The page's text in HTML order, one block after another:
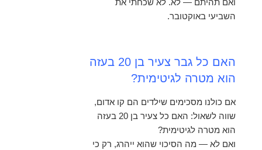
ואם תהיתם — לא. לא שכחתי את
השביעי באוקטובר.
האם כל גבר צעיר בן 20 בעזה
הוא מטרה לגיטימית?
אם כולנו מסכימים שילדים הם קו אדום,
שווה לשאול: האם כל צעיר בן 20 בעזה
הוא מטרה לגיטימית?
ואם לא — מה הסיכוי שהוא ייהרג, רק כי